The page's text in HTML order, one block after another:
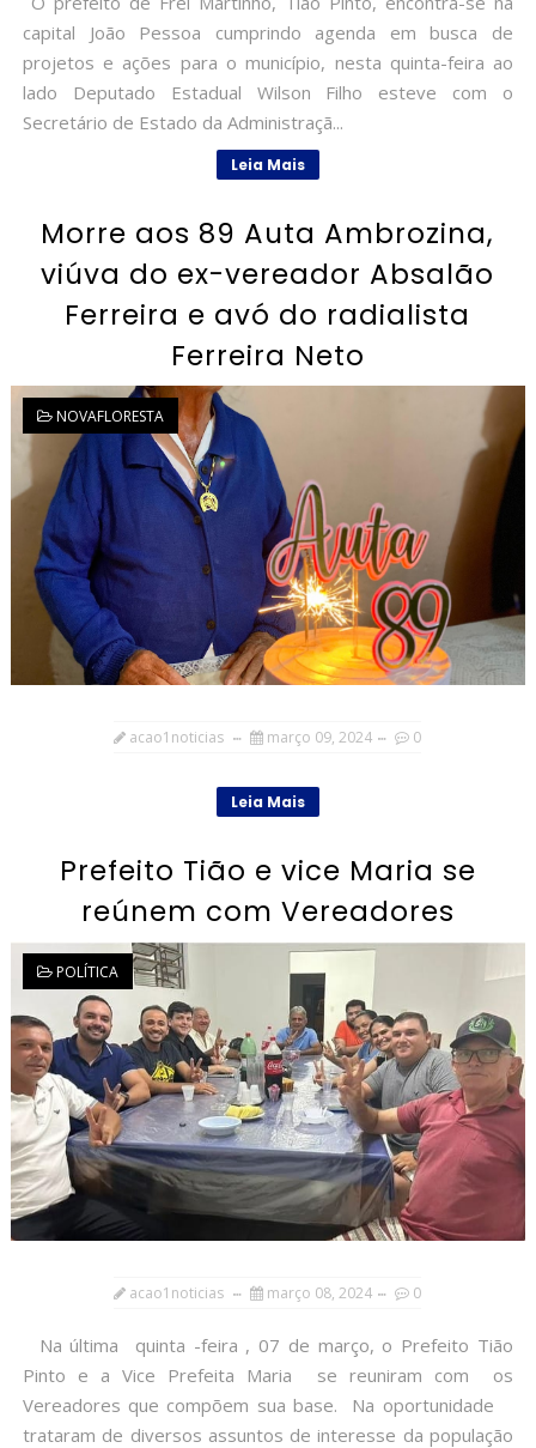
capital João Pessoa cumprindo agenda em busca de
projetos e ações para o município, nesta quinta-feira ao
lado Deputado Estadual Wilson Filho esteve com o
Secretário de Estado da Administraçã...
Leia Mais
Morre aos 89 Auta Ambrozina,
viúva do ex-vereador Absalão
Ferreira e avó do radialista
Ferreira Neto
NOVAFLORESTA
acao1noticias março 09, 2024 0
Leia Mais
Prefeito Tião e vice Maria se
reúnem com Vereadores
POLÍTICA
acao1noticias março 08, 2024 0
Na última quinta -feira , 07 de março, o Prefeito Tião
Pinto e a Vice Prefeita Maria se reuniram com os
Vereadores que compõem sua base. Na oportunidade
trataram de diversos assuntos de interesse da população